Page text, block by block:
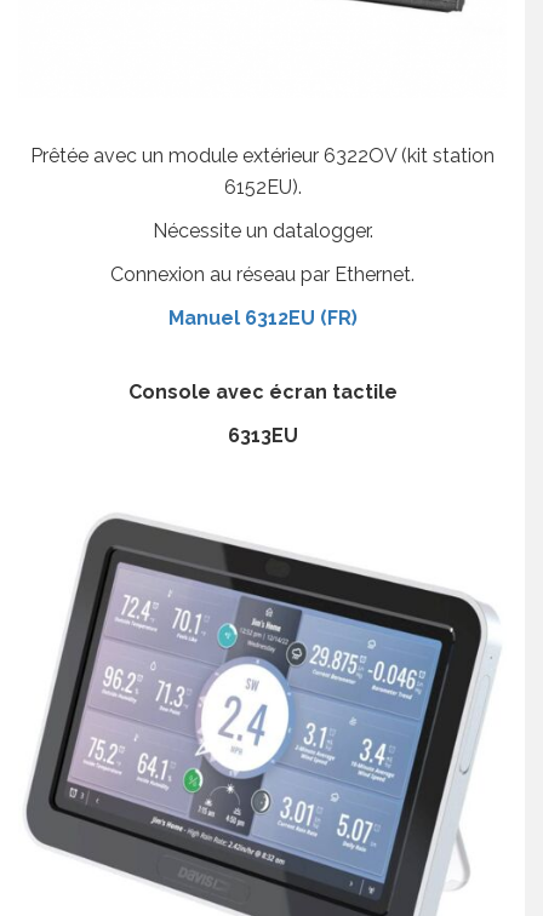
Prêtée avec un module extérieur 6322OV (kit station
6152EU).
Nécessite un datalogger.
Connexion au réseau par Ethernet.
Manuel 6312EU (FR)
Console avec écran tactile
6313EU